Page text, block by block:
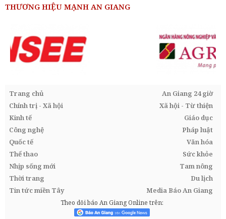
THƯƠNG HIỆU MẠNH AN GIANG
Trang chủ
An Giang 24 giờ
Chính trị - Xã hội
Xã hội - Từ thiện
Kinh tế
Giáo dục
Công nghệ
Pháp luật
Quốc tế
Văn hóa
Thể thao
Sức khỏe
Nhịp sống mới
Tam nông
Thời trang
Du lịch
Tin tức miền Tây
Media Báo An Giang
Theo dõi báo An Giang Online trên: